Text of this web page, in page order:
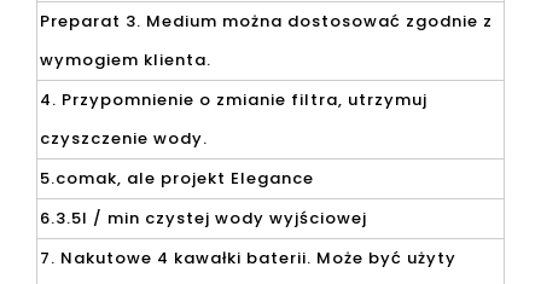
Preparat 3. Medium można dostosować zgodnie z
wymogiem klienta.
4. Przypomnienie o zmianie filtra, utrzymuj
czyszczenie wody.
5.comak, ale projekt Elegance
6.3.5l / min czystej wody wyjściowej
7. Nakutowe 4 kawałki baterii. Może być użyty